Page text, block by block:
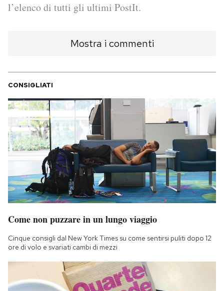
SHOP
CALENDARIO
AREA PERSONALE
Area Personale
Newsletter
Notifiche mobile
Hai bisogno di aiuto?
Esci
l’elenco di tutti gli ultimi PostIt.
Mostra i commenti
CONSIGLIATI
Come non puzzare in un lungo viaggio
Cinque consigli dal New York Times su come sentirsi puliti dopo 12
ore di volo e svariati cambi di mezzi